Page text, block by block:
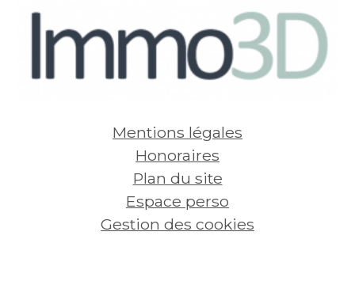
Mentions légales
Honoraires
Plan du site
Espace perso
Gestion des cookies